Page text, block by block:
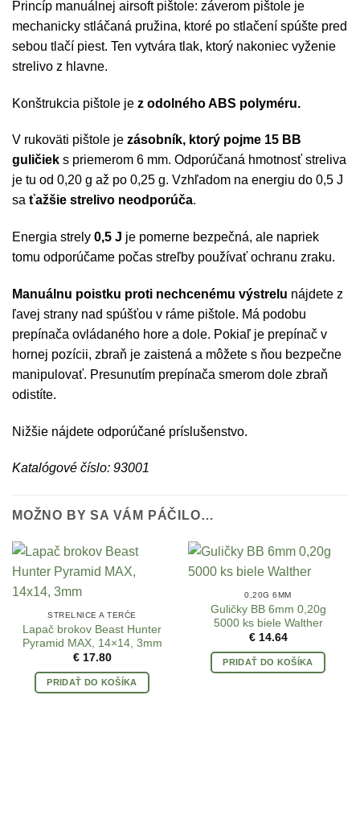
Princíp manuálnej airsoft pištole: záverom pištole je
mechanicky stláčaná pružina, ktoré po stlačení spúšte pred
sebou tlačí piest. Ten vytvára tlak, ktorý nakoniec vyženie
strelivo z hlavne.
Konštrukcia pištole je z odolného ABS polyméru.
V rukoväti pištole je zásobník, ktorý pojme 15 BB
guličiek s priemerom 6 mm. Odporúčaná hmotnosť streliva
je tu od 0,20 g až po 0,25 g. Vzhľadom na energiu do 0,5 J
sa ťažšie strelivo neodporúča.
Energia strely 0,5 J je pomerne bezpečná, ale napriek
tomu odporúčame počas streľby používať ochranu zraku.
Manuálnu poistku proti nechcenému výstrelu nájdete z
ľavej strany nad spúšťou v ráme pištole. Má podobu
prepínača ovládaného hore a dole. Pokiaľ je prepínač v
hornej pozícii, zbraň je zaistená a môžete s ňou bezpečne
manipulovať. Presunutím prepínača smerom dole zbraň
odistíte.
Nižšie nájdete odporúčané príslušenstvo.
Katalógové číslo: 93001
MOŽNO BY SA VÁM PÁČILO…
STRELNICE A TERČE
Lapač brokov Beast Hunter
Pyramid MAX, 14×14, 3mm
€17.80
PRIDAŤ DO KOŠÍKA
0,20G 6MM
Guličky BB 6mm 0,20g
5000 ks biele Walther
€14.64
PRIDAŤ DO KOŠÍKA